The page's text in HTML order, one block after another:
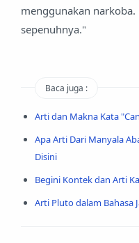
menggunakan
sepenuhnya."
Baca juga :
Arti dan Makna Kata
Apa Arti Dari Manyala
Disini
Begini Kontek dan Arti
Arti Pluto dalam Bahasa